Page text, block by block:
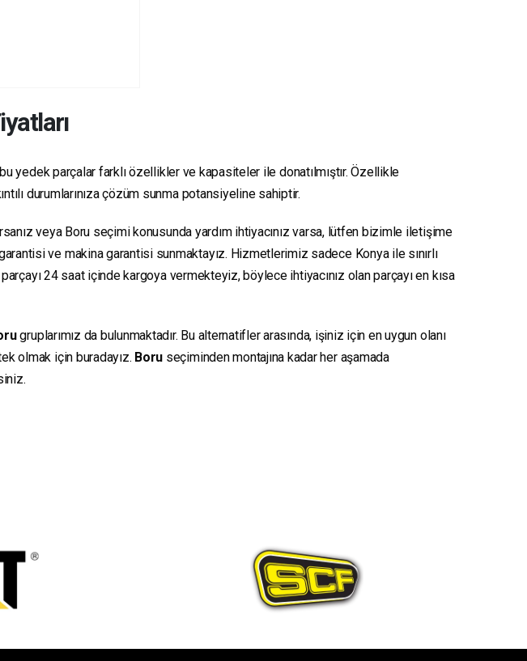
yedek parçalar farklı özellikler ve kapasiteler ile donatılmıştır. Özellikle
durumlarınıza çözüm sunma potansiyeline sahiptir.
veya Boru seçimi konusunda yardım ihtiyacınız varsa, lütfen bizimle iletişime
ve makina garantisi sunmaktayız. Hizmetlerimiz sadece Konya ile sınırlı
24 saat içinde kargoya vermekteyiz, böylece ihtiyacınız olan parçayı en kısa
gruplarımız da bulunmaktadır. Bu alternatifler arasında, işiniz için en uygun olanı
olmak için buradayız. Boru seçiminden montajına kadar her aşamada